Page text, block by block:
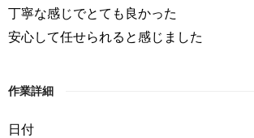
丁寧な感じでとても良かった
安心して任せられると感じました
作業詳細
日付